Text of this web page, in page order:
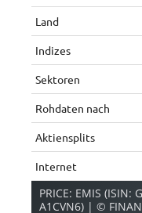
Land
Indizes
Sektoren
Rohdaten nach
Aktiensplits
Internet
PRICE: EMIS (ISIN:
A1CVN6) | ©